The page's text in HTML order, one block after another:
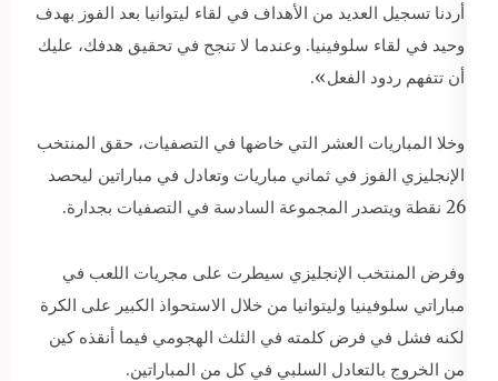
أردنا تسجيل العديد من الأهداف في لقاء ليتوانيا بعد الفوز بهدف
وحيد في لقاء سلوفينيا. وعندما لا تنجح في تحقيق هدفك، عليك
أن تتفهم ردود الفعل».
وخلا المباريات العشر التي خاضها في التصفيات، حقق المنتخب
الإنجليزي الفوز في ثماني مباريات وتعادل في مباراتين ليحصد
26 نقطة ويتصدر المجموعة السادسة في التصفيات بجدارة.
وفرض المنتخب الإنجليزي سيطرت على مجريات اللعب في
مباراتي سلوفينيا وليتوانيا من خلال الاستحواذ الكبير على الكرة
لكنه فشل في فرض كلمته في الثلث الهجومي فيما أنقذه كين
من الخروج بالتعادل السلبي في كل من المباراتين.